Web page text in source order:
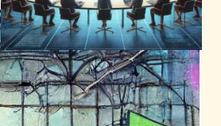
HIMSS 2024で明らかになる
ヘルスケアITの未来と課題
ヘルスケアテクノロジーニュース
2024年4月16日7:56